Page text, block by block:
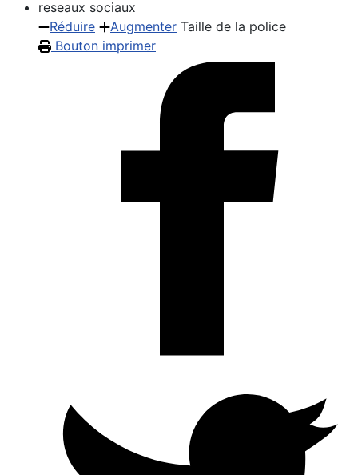
reseaux sociaux
Réduire
Augmenter Taille de la police
Bouton imprimer